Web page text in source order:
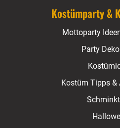
Kostümparty &
Mottoparty
Party
Kostüm Tipps &